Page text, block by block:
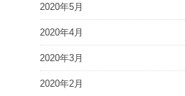
2020年5月
2020年4月
2020年3月
2020年2月